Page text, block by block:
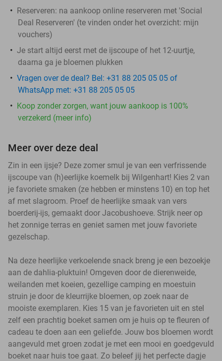
Reserveren: na aankoop online reserveren met 'Social
Deal Reserveren' (te vinden onder het overzicht: mijn
vouchers)
Je start altijd eerst met de ijscoupe of het 12-uurtje,
daarna ga je bloemen plukken
Vragen over de deal? Bel: +31 88 205 05 05 of
WhatsApp met: +31 88 205 05 05
Koop zonder zorgen, want jouw aankoop is 100%
verzekerd (meer info)
Meer over deze deal
Zin in een ijsje? Deze zomer smul je van een verfrissende
ijscoupe van (h)eerlijke koemelk bij Wilgenhart! Kies 2 van
je favoriete smaken (ze hebben er minstens 10) en top het
af met slagroom. Proef de heerlijke smaak van vers
boerderij-ijs, gemaakt door Jacobushoeve. Strijk neer op
het zonnige terras en geniet samen met jouw favoriete
gezelschap.
Na deze heerlijke verkoelende snack breng je een bezoekje
aan de dahlia-pluktuin! Omgeven door de dierenweide,
weilanden met koeien, gezellige camping en moestuin
struin je door de kleurrijke bloemen, op zoek naar de
mooiste exemplaren. Kies 15 van je favorieten uit en stel
zelf een prachtig boeket samen om je huis op te fleuren of
cadeau te doen aan een geliefde. Jouw bos bloemen wordt
aangevuld met groen zodat je met een mooi en goedgevuld
boeket naar huis toe gaat. Zo beleef jij het perfecte dagje